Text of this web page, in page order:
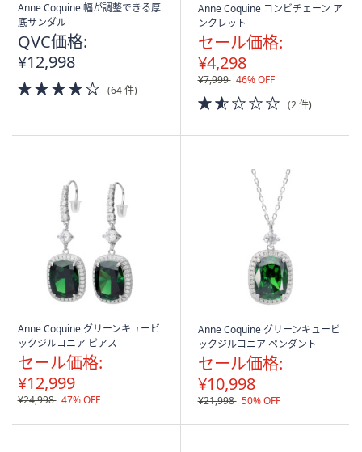
Anne Coquine 幅が調整できる厚
底サンダル
QVC価格:
¥12,998
4.0
of
(64 件)
Anne Coquine コンビチェーン ア
ンクレット
セール価格:
¥4,298
¥7,999 46% OFF
1.5
of
(2 件)
Anne Coquine グリーンキュービ
ックジルコニア ピアス
セール価格:
¥12,999
¥24,998 47% OFF
Anne Coquine グリーンキュービ
ックジルコニア ペンダント
セール価格:
¥10,998
¥21,998 50% OFF